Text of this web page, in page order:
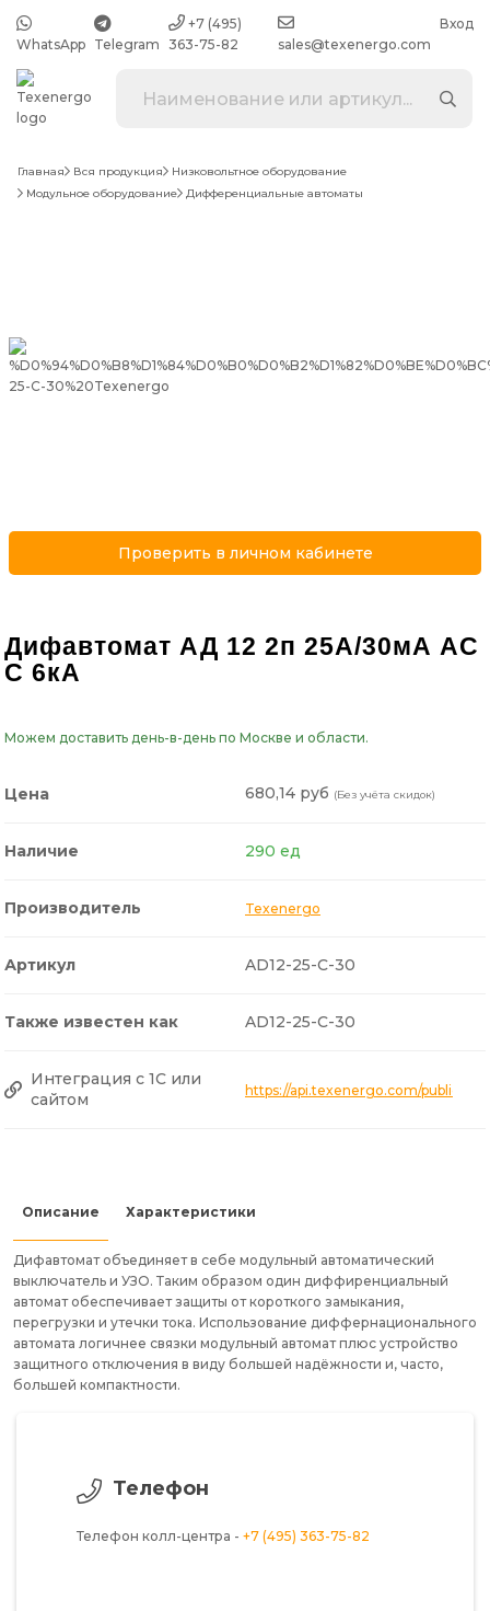
WhatsApp Telegram
+7 (495)
363-75-82
sales@texenergo.com
Вход
Главная Вся продукция
Низковольтное оборудование
Модульное оборудование
Дифференциальные автоматы
Проверить в личном кабинете
Дифавтомат АД 12 2п 25A/30мА AC
C 6кА
Можем доставить день-в-день по Москве и области.
Цена 680,14 руб (Без учёта скидок)
Наличие 290 ед
Производитель Texenergo
Артикул AD12-25-C-30
Также известен как AD12-25-С-30
Интеграция с 1С или
сайтом
https://api.texenergo.com/public/
Описание Характеристики
Дифавтомат объединяет в себе модульный автоматический
выключатель и УЗО. Таким образом один диффиренциальный
автомат обеспечивает защиты от короткого замыкания,
перегрузки и утечки тока. Использование диффернационального
автомата логичнее связки модульный автомат плюс устройство
защитного отключения в виду большей надёжности и, часто,
большей компактности.
Телефон
Телефон колл-центра - +7 (495) 363-75-82